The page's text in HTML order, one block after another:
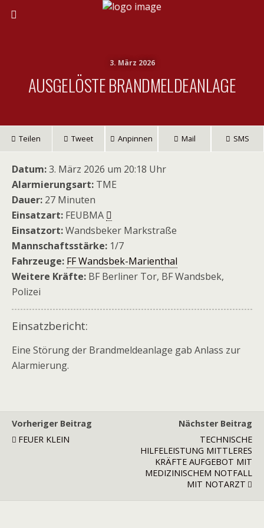
3. März 2026
AUSGELÖSTE BRANDMELDEANLAGE
Teilen Tweet Anpinnen Mail SMS
Datum:3. März 2026 um 20:18 Uhr
Alarmierungsart: TME
Dauer: 27 Minuten
Einsatzart: FEUBMA
Einsatzort:Wandsbeker Markstraße
Mannschaftsstärke: 1/7
Fahrzeuge: FF Wandsbek-Marienthal
Weitere Kräfte: BF Berliner Tor, BF Wandsbek,
Polizei
Einsatzbericht:
Eine Störung der Brandmeldeanlage gab Anlass zur
Alarmierung.
Vorheriger Beitrag
FEUER KLEIN
Nächster Beitrag
TECHNISCHE
HILFELEISTUNG MITTLERES
KRÄFTE AUFGEBOT MIT
MEDIZINISCHEM NOTFALL
MIT NOTARZT